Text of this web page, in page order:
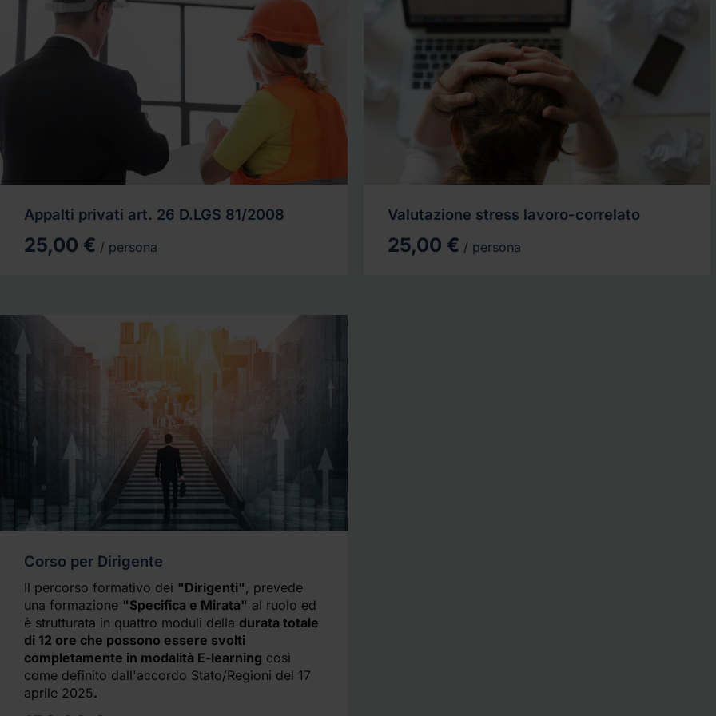
Appalti privati art. 26 D.LGS 81/2008
25,00 € / persona
Valutazione stress lavoro-correlato
25,00 € / persona
Corso per Dirigente
Il percorso formativo dei "Dirigenti" , prevede
una formazione "Specifica e Mirata" al ruolo ed
è strutturata in quattro moduli della durata totale
di 12 ore che possono essere svolti
completamente in modalità E-learning così
come definito dall'accordo Stato/Regioni del 17
aprile 2025.